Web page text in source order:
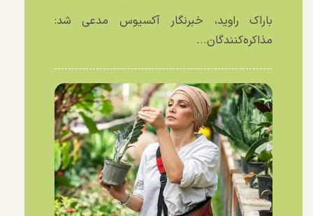
باراک راوید، خبرنگار آکسیوس مدعی شد:
مذاکره‌کنندگان...